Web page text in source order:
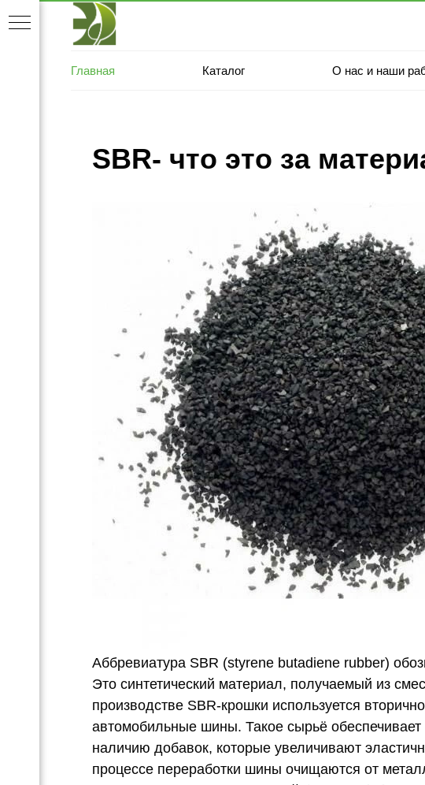
Главная Каталог О нас и наши
SBR- что это за
Аббревиатура SBR (styrene butadiene rubber)
Это синтетический материал, получаемый из
производстве SBR-крошки используется
автомобильные шины. Такое сырьё обеспечивает
наличию добавок, которые увеличивают
процессе переработки шины очищаются от